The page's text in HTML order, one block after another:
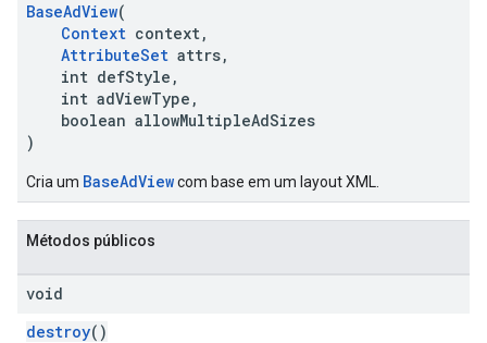
BaseAdView(
Context context,
AttributeSet attrs,
int defStyle,
int adViewType,
boolean allowMultipleAdSizes
)
Cria um BaseAdViewcom base em um layout XML.
Métodos públicos
void
destroy()